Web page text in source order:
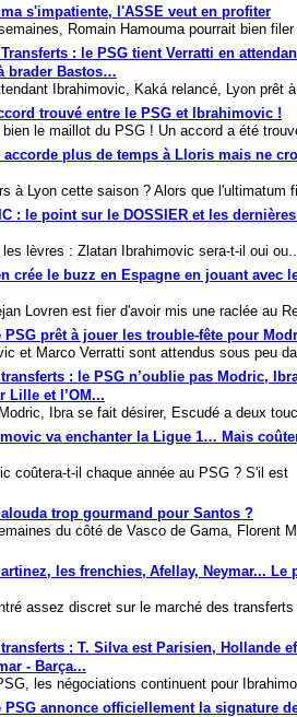
s'impatiente, l'ASSE veut en profiter
Romain Hamouma pourrait bien
: le PSG tient Verratti en
brader Bastos…
Ibrahimovic, Kaká relancé, Lyon prêt
trouvé entre le PSG et Ibrahimovic !
le maillot du PSG ! Un accord a été
accorde plus de temps à Lloris mais ne
à Lyon cette saison ? Alors que l'ultimatum
: le point sur le DOSSIER et les
lèvres : Zlatan Ibrahimovic sera-t-il oui
crée le buzz en Espagne en jouant avec
Lovren est fier d'avoir mis une raclée au
PSG prêt à jouer les trouble-fête pour
et Marco Verratti sont attendus sous peu
: le PSG n’oublie pas Modric,
Lille et l’OM...
Ibra se fait désirer, Escudé a deux
va enchanter la Ligue 1… Mais
coûtera-t-il chaque année au PSG ? S'il est
trop gourmand pour Santos ?
du côté de Vasco de Gama, Florent
les frenchies, Afellay, Neymar... Le
assez discret sur le marché des transferts
: T. Silva est Parisien, Hollande
- Barça...
les négociations continuent pour
PSG annonce officiellement la signature